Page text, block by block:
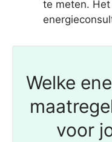
te meten.
Welke
voor